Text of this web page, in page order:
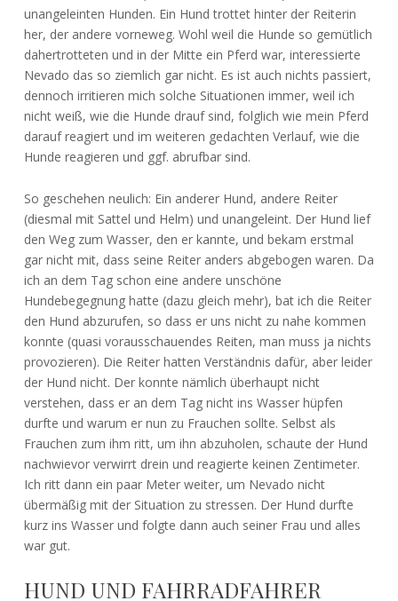
unangeleinten Hunden. Ein Hund trottet hinter der Reiterin
her, der andere vorneweg. Wohl weil die Hunde so gemütlich
dahertrotteten und in der Mitte ein Pferd war, interessierte
Nevado das so ziemlich gar nicht. Es ist auch nichts passiert,
dennoch irritieren mich solche Situationen immer, weil ich
nicht weiß, wie die Hunde drauf sind, folglich wie mein Pferd
darauf reagiert und im weiteren gedachten Verlauf, wie die
Hunde reagieren und ggf. abrufbar sind.
So geschehen neulich: Ein anderer Hund, andere Reiter
(diesmal mit Sattel und Helm) und unangeleint. Der Hund lief
den Weg zum Wasser, den er kannte, und bekam erstmal
gar nicht mit, dass seine Reiter anders abgebogen waren. Da
ich an dem Tag schon eine andere unschöne
Hundebegegnung hatte (dazu gleich mehr), bat ich die Reiter
den Hund abzurufen, so dass er uns nicht zu nahe kommen
konnte (quasi vorausschauendes Reiten, man muss ja nichts
provozieren). Die Reiter hatten Verständnis dafür, aber leider
der Hund nicht. Der konnte nämlich überhaupt nicht
verstehen, dass er an dem Tag nicht ins Wasser hüpfen
durfte und warum er nun zu Frauchen sollte. Selbst als
Frauchen zum ihm ritt, um ihn abzuholen, schaute der Hund
nachwievor verwirrt drein und reagierte keinen Zentimeter.
Ich ritt dann ein paar Meter weiter, um Nevado nicht
übermäßig mit der Situation zu stressen. Der Hund durfte
kurz ins Wasser und folgte dann auch seiner Frau und alles
war gut.
HUND UND FAHRRADFAHRER